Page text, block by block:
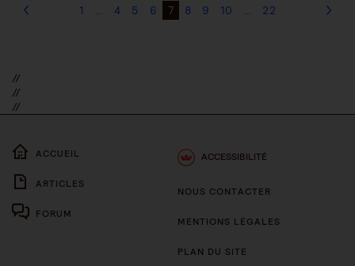
1 … 4 5 6 7 8 9 10 … 22
//
//
//
ACCUEIL
ARTICLES
FORUM
ACCESSIBILITÉ
NOUS CONTACTER
MENTIONS LÉGALES
PLAN DU SITE